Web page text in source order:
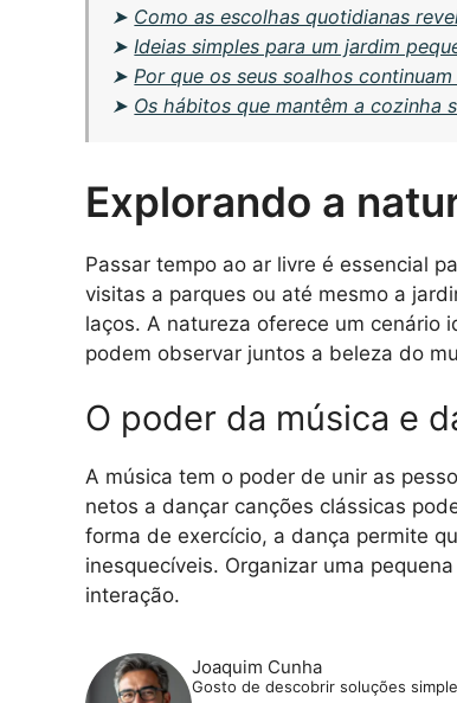
➤ Como as escolhas quotidianas
➤ Ideias simples para um jardim
➤ Por que os seus soalhos
➤ Os hábitos que mantêm a cozinha
Explorando a
Passar tempo ao ar livre é essencial
visitas a parques ou até mesmo a
laços. A natureza oferece um cenário
podem observar juntos a beleza do
O poder da música e
A música tem o poder de unir as
netos a dançar canções clássicas
forma de exercício, a dança permite
inesquecíveis. Organizar uma
interação.
Joaquim Cunha
Gosto de descobrir soluções